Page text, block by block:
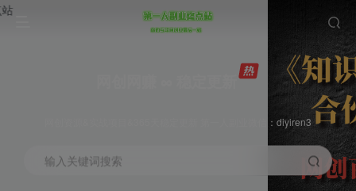
网创资源&实战项目&365天稳定更新 第一人副业微信：diyiren3
输入关键词搜索